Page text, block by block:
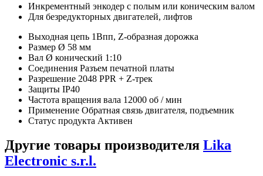
Инкрементный энкодер с полым или коническим валом
Для безредукторных двигателей, лифтов
Выходная цепь 1Впп, Z-образная дорожка
Размер Ø 58 мм
Вал Ø конический 1:10
Соединения Разъем печатной платы
Разрешение 2048 PPR + Z-трек
Защиты IP40
Частота вращения вала 12000 об / мин
Применение Обратная связь двигателя, подъемник
Статус продукта Активен
Другие товары производителя Lika
Electronic s.r.l.